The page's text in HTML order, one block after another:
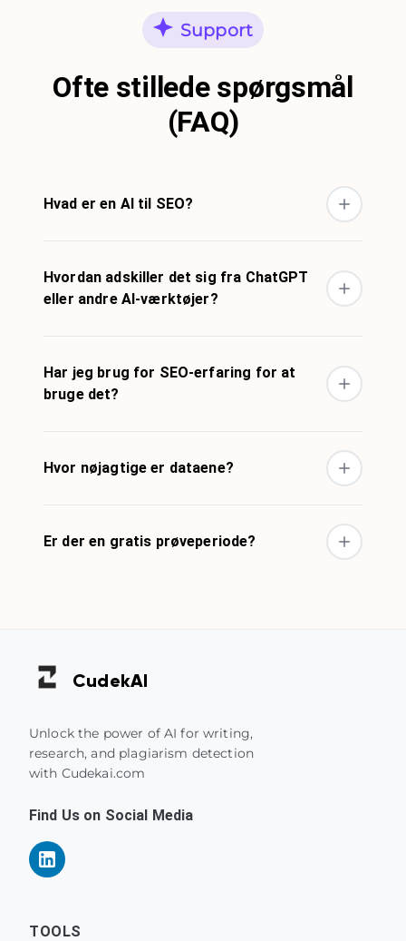
Support
Ofte stillede spørgsmål
(FAQ)
Hvad er en AI til SEO?
Hvordan adskiller det sig fra ChatGPT
eller andre AI-værktøjer?
Har jeg brug for SEO-erfaring for at
bruge det?
Hvor nøjagtige er dataene?
Er der en gratis prøveperiode?
CudekAI
Unlock the power of AI for writing,
research, and plagiarism detection
with Cudekai.com
Find Us on Social Media
TOOLS